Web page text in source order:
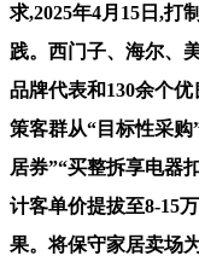
求,2025年4月15日,打
践。西门子、海尔、
品牌代表和130余个
策客群从“目标性采
居券”“买整拆享电器
计客单价提拔至8-15
果。将保守家居卖场